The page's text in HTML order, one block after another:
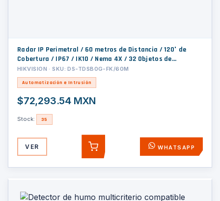
Radar IP Perimetral / 60 metros de Distancia / 120° de
Cobertura / IP67 / IK10 / Nema 4X / 32 Objetos de
Detección y 16 Zonas / 4 Salidas de Alarma / RS-485
HIKVISION · SKU: DS-TDSB0G-FK/60M
Automatización e Intrusión
$72,293.54 MXN
Stock: 35
VER AGREGAR WHATSAPP